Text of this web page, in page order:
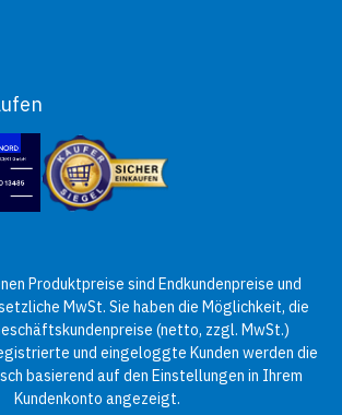
Produktpreise sind Endkundenpreise und
MwSt. Sie haben die Möglichkeit, die
(netto, zzgl. MwSt.)
und eingeloggte Kunden werden die
basierend auf den Einstellungen in Ihrem
Kundenkonto angezeigt.